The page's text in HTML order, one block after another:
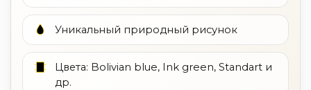
Уникальный природный рисунок
Цвета: Bolivian blue, Ink green, Standart и
др.